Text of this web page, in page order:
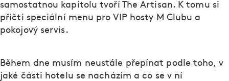
samostatnou kapitolu tvoří The Artisan. K tomu si
přičti speciální menu pro VIP hosty M Clubu a
pokojový servis.
Během dne musím neustále přepínat podle toho, v
jaké části hotelu se nacházím a co se v ní